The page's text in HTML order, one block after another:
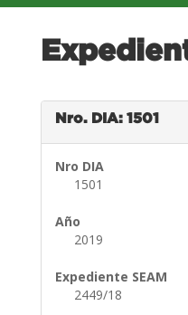
Nro. DIA: 1501
Nro DIA
1501
Año
2019
Expediente SEAM
2449/18